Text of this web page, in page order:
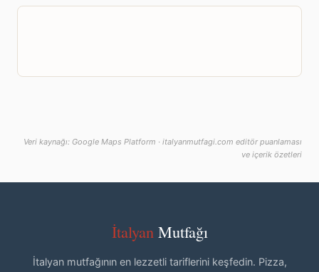
Veri kaynağı: Google Maps Platform · italyanmutfagi.com editör puanlaması
ve içerik özetleri
İtalyanMutfağı
İtalyan mutfağının en lezzetli tariflerini keşfedin. Pizza,